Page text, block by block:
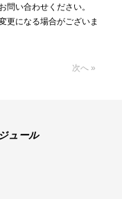
い合わせください。
更になる場合がございま
次へ »
ュール